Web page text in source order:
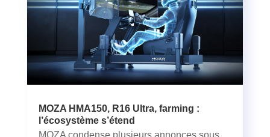
MOZA HMA150, R16 Ultra, farming :
l’écosystème s’étend